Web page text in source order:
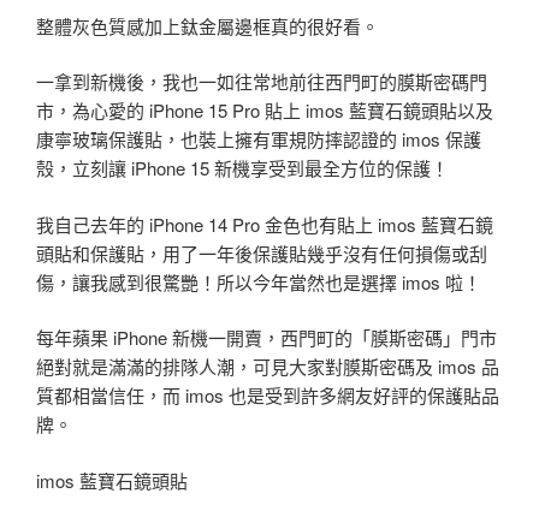
整體灰色質感加上鈦金屬邊框真的很好看。
一拿到新機後，我也一如往常地前往西門町的膜斯密碼門
市，為心愛的 iPhone 15 Pro 貼上 imos 藍寶石鏡頭貼以及
康寧玻璃保護貼，也裝上擁有軍規防摔認證的 imos 保護
殼，立刻讓 iPhone 15 新機享受到最全方位的保護！
我自己去年的 iPhone 14 Pro 金色也有貼上 imos 藍寶石鏡
頭貼和保護貼，用了一年後保護貼幾乎沒有任何損傷或刮
傷，讓我感到很驚艷！所以今年當然也是選擇 imos 啦！
每年蘋果 iPhone 新機一開賣，西門町的「膜斯密碼」門市
絕對就是滿滿的排隊人潮，可見大家對膜斯密碼及 imos 品
質都相當信任，而 imos 也是受到許多網友好評的保護貼品
牌。
imos 藍寶石鏡頭貼